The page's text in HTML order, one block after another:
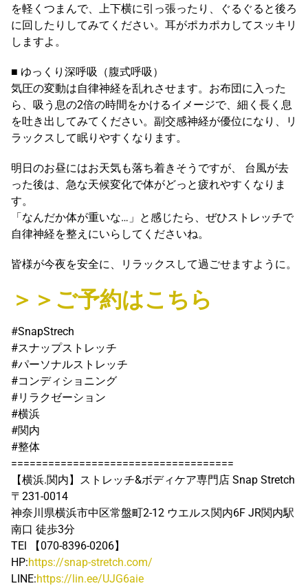
を軽くつまんで、上下横に引っ張ったり、ぐるぐると後ろ
に回したりしてみてください。耳がポカポカしてスッキリ
しますよ。
■ ゆっくり深呼吸（腹式呼吸）
気圧の変動は自律神経を乱れさせます。お布団に入った
ら、吸う息の2倍の時間をかけるイメージで、細く長く息
を吐き出してみてください。副交感神経が優位になり、リ
ラックスして眠りやすくなります。
明日のお昼にはお天気も落ち着きそうですが、 台風が去
った後は、急な天候変化で体がどっと疲れやすくなりま
す。
「なんだか体が重いな…」と感じたら、ぜひストレッチで
自律神経を整えにいらしてくださいね。
皆様が今夜を安全に、リラックスして過ごせますように。
＞＞ご予約はこちら
#SnapStrech
#スナップストレッチ
#パーソナルストレッチ
#コンディショニング
#リラクゼーション
#横浜
#関内
#整体
====================================
【横浜.関内】ストレッチ&ボディケア専門店 Snap Stretch
〒231-0014
神奈川県横浜市中区常盤町2-12 ウエルス関内6F JR関内駅
南口 徒歩3分
TEl 【070-8396-0206】
HP:https://snap-stretch.com/
LINE:https://lin.ee/UJG6aie